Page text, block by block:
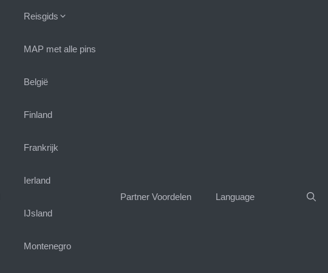
Reisgids
MAP met alle pins
België
Finland
Frankrijk
Ierland
IJsland
Montenegro
Partner Voordelen Language